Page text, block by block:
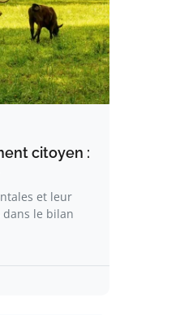
citoyen :
et leur
le bilan